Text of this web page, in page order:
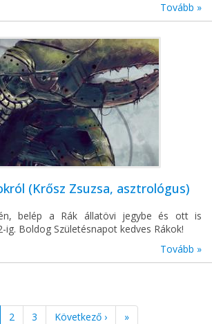
Tovább »
(Krősz Zsuzsa, asztrológus)
belép a Rák állatövi jegybe és ott is
Boldog Születésnapot kedves Rákok!
Tovább »
2 3 Következő › »